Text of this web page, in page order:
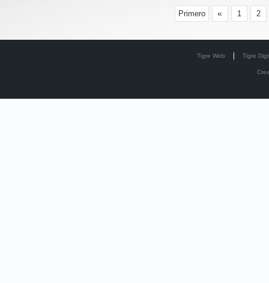
Primero « 1 2
Tigre Web Tigre